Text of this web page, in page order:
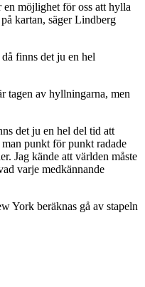
möjlighet för oss att hylla
kartan, säger Lindberg
finns det ju en hel
tagen av hyllningarna, men
det ju en hel del tid att
punkt för punkt radade
Jag kände att världen måste
varje medkännande
York beräknas gå av stapeln